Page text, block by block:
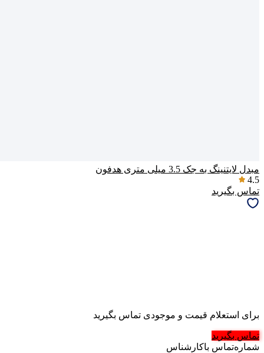
مبدل لایتنینگ به جک 3.5 میلی متری هدفون
4.5
تماس بگیرید
برای استعلام قیمت و موجودی تماس بگیرید
تماس بگیرید
شماره‌تماس‌ با‌کارشناس